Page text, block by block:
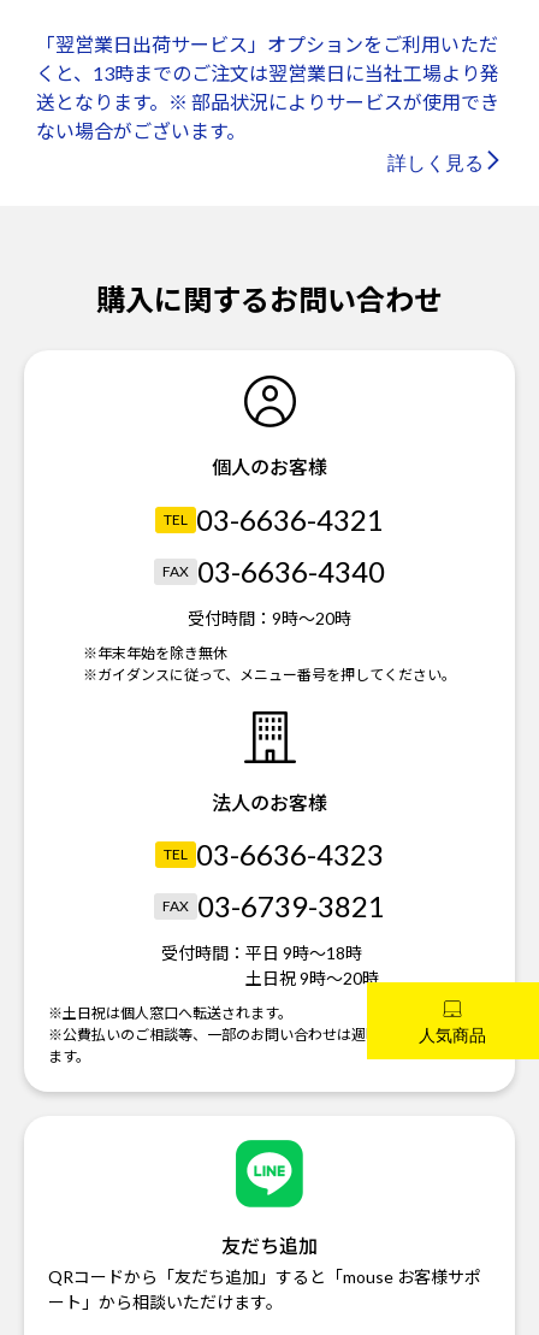
「翌営業日出荷サービス」オプションをご利用いただ
くと、13時までのご注文は翌営業日に当社工場より発
送となります。※ 部品状況によりサービスが使用でき
ない場合がございます。
詳しく見る
購入に関するお問い合わせ
個人のお客様
TEL 03-6636-4321
FAX 03-6636-4340
受付時間： 9時～20時
※年末年始を除き無休
※ガイダンスに従って、メニュー番号を押してください。
法人のお客様
TEL 03-6636-4323
FAX 03-6739-3821
受付時間： 平日 9時～18時
土日祝 9時～20時
※土日祝は個人窓口へ転送されます。
※公費払いのご相談等、一部のお問い合わせは週明けの対応になり
ます。
友だち追加
QRコードから「友だち追加」すると「mouse お客様サポ
ート」から相談いただけます。